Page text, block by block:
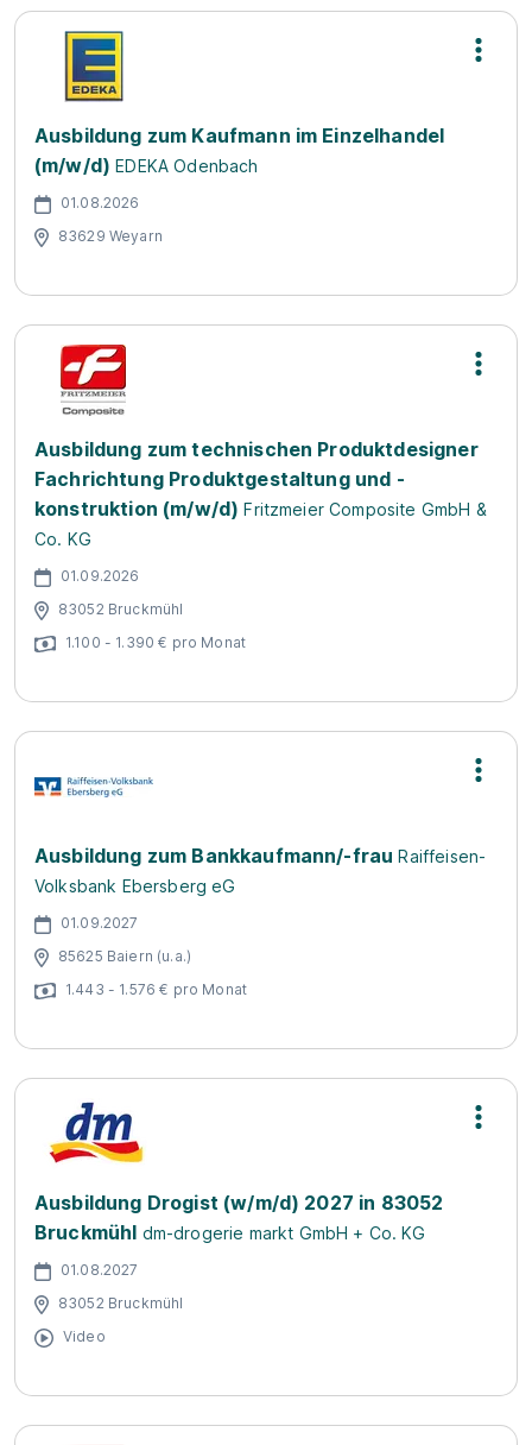
Ausbildung zum Kaufmann im Einzelhandel
(m/w/d) EDEKA Odenbach
01.08.2026
83629 Weyarn
Ausbildung zum technischen Produktdesigner
Fachrichtung Produktgestaltung und -
konstruktion (m/w/d) Fritzmeier Composite GmbH &
Co. KG
01.09.2026
83052 Bruckmühl
1.100 - 1.390 € pro Monat
Ausbildung zum Bankkaufmann/-frau Raiffeisen-
Volksbank Ebersberg eG
01.09.2027
85625 Baiern (u.a.)
1.443 - 1.576 € pro Monat
Ausbildung Drogist (w/m/d) 2027 in 83052
Bruckmühl dm-drogerie markt GmbH + Co. KG
01.08.2027
83052 Bruckmühl
Video